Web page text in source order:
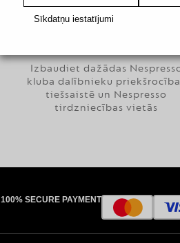
Sīkdatņu iestatījumi
Izbaudiet dažādas
kluba dalībnieku
tiešsaistē un Nespresso
tirdzniecības vietās
100% SECURE PAYMENT